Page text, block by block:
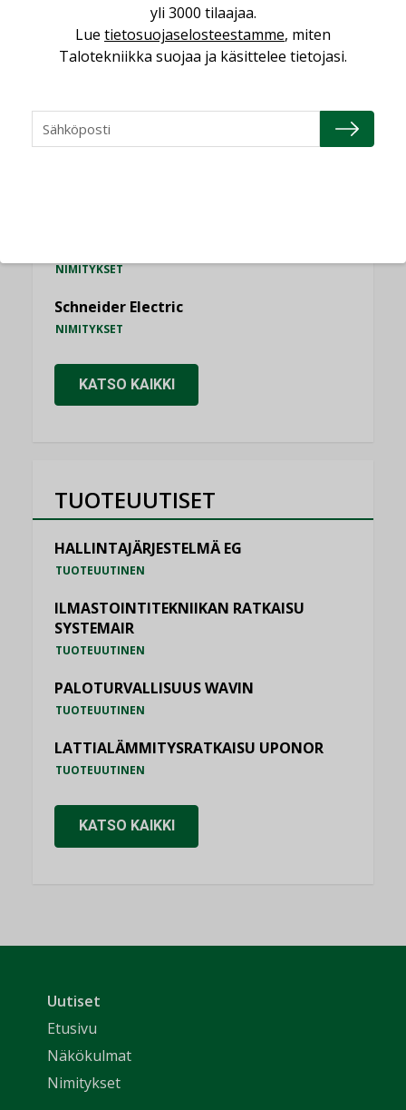
Consti
NIMITYKSET
NIMITYKSET
Schneider Electric
NIMITYKSET
KATSO KAIKKI
TUOTEUUTISET
HALLINTAJÄRJESTELMÄ EG
TUOTEUUTINEN
ILMASTOINTITEKNIIKAN RATKAISU
SYSTEMAIR
TUOTEUUTINEN
PALOTURVALLISUUS WAVIN
TUOTEUUTINEN
LATTIALÄMMITYSRATKAISU UPONOR
TUOTEUUTINEN
KATSO KAIKKI
Uutiset
Etusivu
Näkökulmat
Nimitykset
yli 3000 tilaajaa.
Lue tietosuojaselosteestamme, miten
Talotekniikka suojaa ja käsittelee tietojasi.